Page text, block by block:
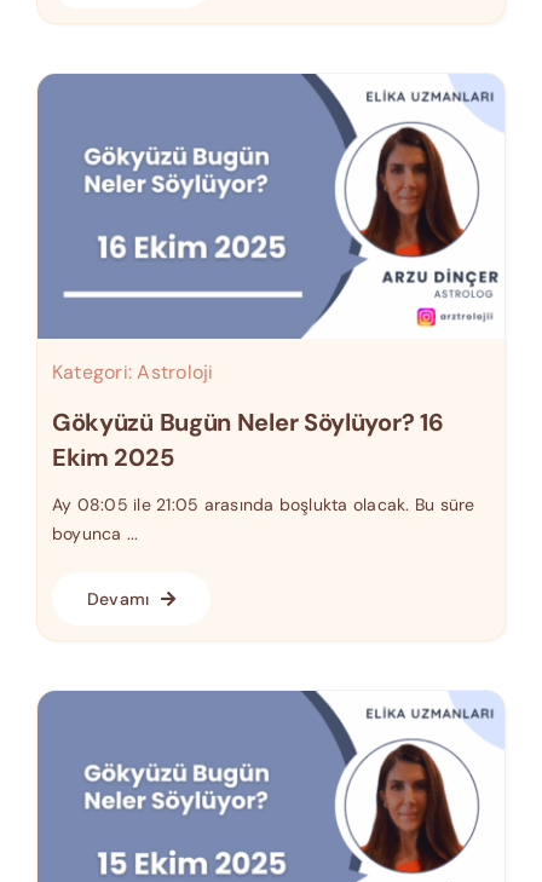
Kategori:Astroloji
Gökyüzü Bugün Neler Söylüyor? 16
Ekim 2025
Ay 08:05 ile 21:05 arasında boşlukta olacak. Bu süre
boyunca ...
Devamı